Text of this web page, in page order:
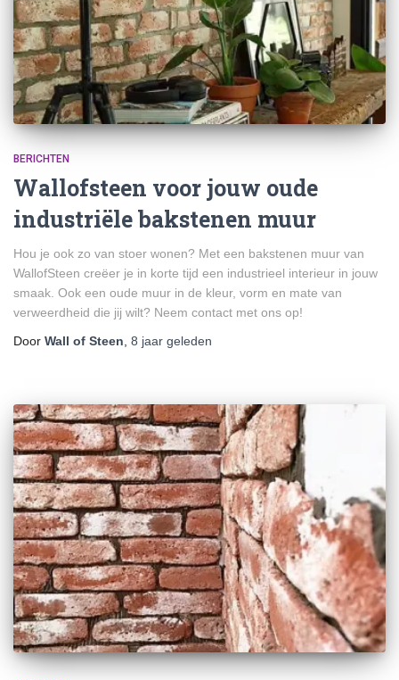
BERICHTEN
Wallofsteen voor jouw oude
industriële bakstenen muur
Hou je ook zo van stoer wonen? Met een bakstenen muur van
WallofSteen creëer je in korte tijd een industrieel interieur in jouw
smaak. Ook een oude muur in de kleur, vorm en mate van
verweerdheid die jij wilt? Neem contact met ons op!
Door Wall of Steen 8 jaar geleden